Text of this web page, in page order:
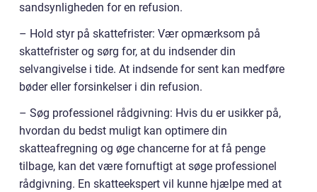
sandsynligheden for en refusion.
– Hold styr på skattefrister: Vær opmærksom på
skattefrister og sørg for, at du indsender din
selvangivelse i tide. At indsende for sent kan medføre
bøder eller forsinkelser i din refusion.
– Søg professionel rådgivning: Hvis du er usikker på,
hvordan du bedst muligt kan optimere din
skatteafregning og øge chancerne for at få penge
tilbage, kan det være fornuftigt at søge professionel
rådgivning. En skatteekspert vil kunne hjælpe med at